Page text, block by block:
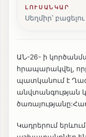
ԼՈՒՍԱՆԿԱՐ
Սեղմիր՝
ԱՆ-26- ի
հրապարակվել,
պատկանում է
անվտանգության
Կադրերում